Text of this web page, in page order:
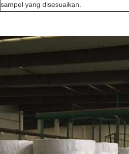
sampel yang disesuaikan.